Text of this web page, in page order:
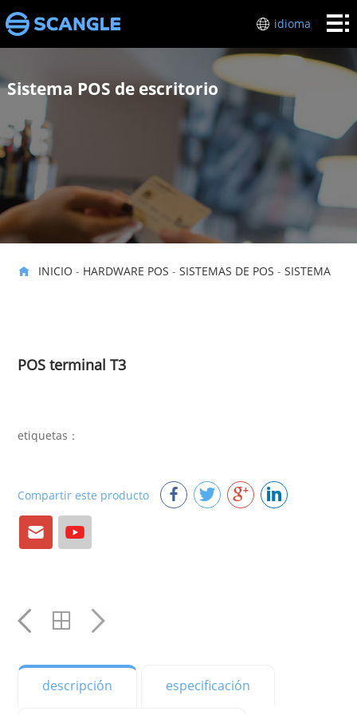
idioma
Inicio
POS
industrias
Sobre
mí
Soporte
técnico
Póngase
en
contacto
Sistema POS de escritorio
INICIO - HARDWARE POS -SISTEMAS DE POS -SISTEMA
POS terminal T3
etiquetas：
Compartir este producto
YouTube
YouTube
YouTube
descripción especificación